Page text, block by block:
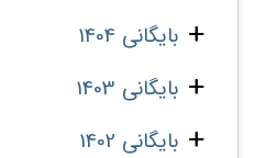
بایگانی 1404
بایگانی 1403
بایگانی 1402